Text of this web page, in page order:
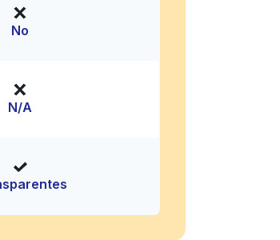
No
N/A